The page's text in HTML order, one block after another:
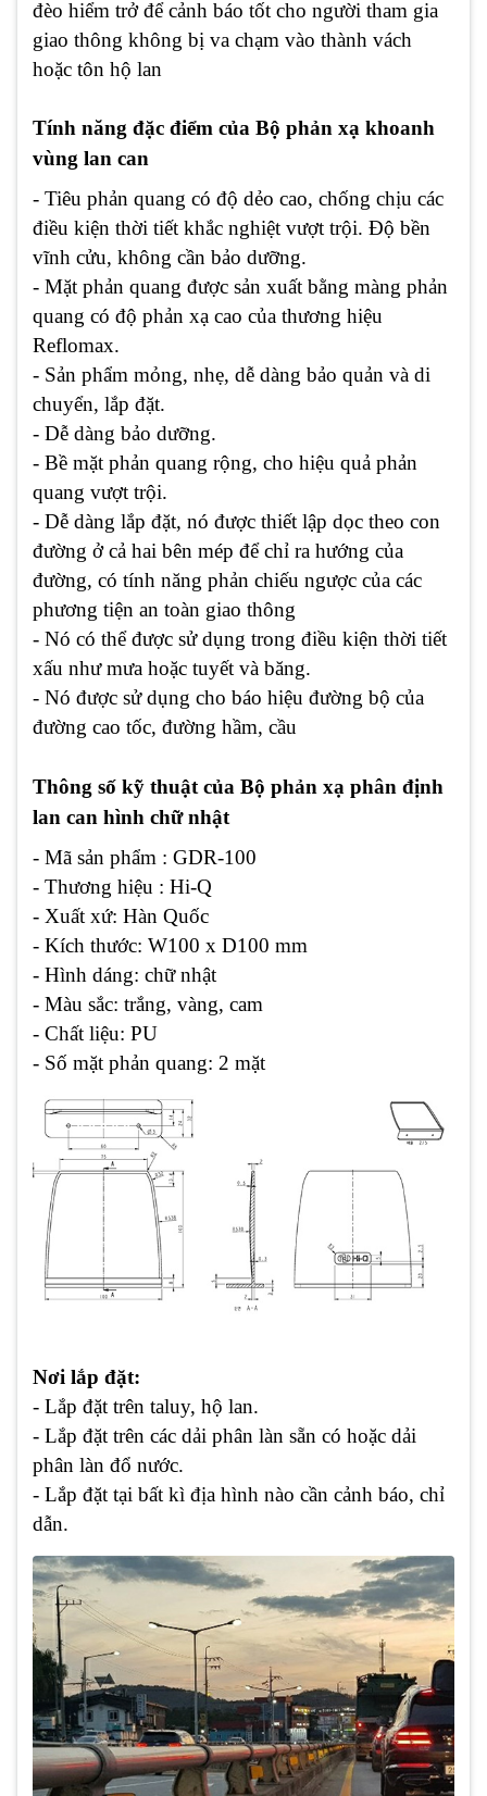
đèo hiểm trở để cảnh báo tốt cho người tham gia
giao thông không bị va chạm vào thành vách
hoặc tôn hộ lan
Tính năng đặc điểm của Bộ phản xạ khoanh
vùng lan can
- Tiêu phản quang có độ dẻo cao, chống chịu các
điều kiện thời tiết khắc nghiệt vượt trội. Độ bền
vĩnh cửu, không cần bảo dưỡng.
- Mặt phản quang được sản xuất bằng màng phản
quang có độ phản xạ cao của thương hiệu
Reflomax.
- Sản phẩm mỏng, nhẹ, dễ dàng bảo quản và di
chuyển, lắp đặt.
- Dễ dàng bảo dưỡng.
- Bề mặt phản quang rộng, cho hiệu quả phản
quang vượt trội.
- Dễ dàng lắp đặt, nó được thiết lập dọc theo con
đường ở cả hai bên mép để chỉ ra hướng của
đường, có tính năng phản chiếu ngược của các
phương tiện an toàn giao thông
- Nó có thể được sử dụng trong điều kiện thời tiết
xấu như mưa hoặc tuyết và băng.
- Nó được sử dụng cho báo hiệu đường bộ của
đường cao tốc, đường hầm, cầu
Thông số kỹ thuật của Bộ phản xạ phân định
lan can hình chữ nhật
- Mã sản phẩm : GDR-100
- Thương hiệu : Hi-Q
- Xuất xứ: Hàn Quốc
- Kích thước: W100 x D100 mm
- Hình dáng: chữ nhật
- Màu sắc: trắng, vàng, cam
- Chất liệu: PU
- Số mặt phản quang: 2 mặt
Nơi lắp đặt:
- Lắp đặt trên taluy, hộ lan.
- Lắp đặt trên các dải phân làn sẵn có hoặc dải
phân làn đổ nước.
- Lắp đặt tại bất kì địa hình nào cần cảnh báo, chỉ
dẫn.